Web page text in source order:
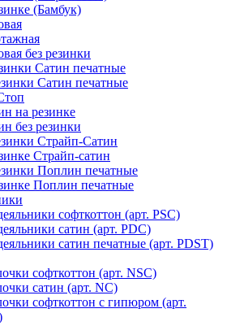
(Бамбук)
без резинки
Сатин печатные
Сатин печатные
на резинке
без резинки
Страйп-Сатин
Страйп-сатин
Поплин печатные
Поплин печатные
софткоттон (арт. PSC)
сатин (арт. PDC)
сатин печатные (арт. PDST)
софткоттон (арт. NSC)
сатин (арт. NC)
софткоттон с гипюром (арт.